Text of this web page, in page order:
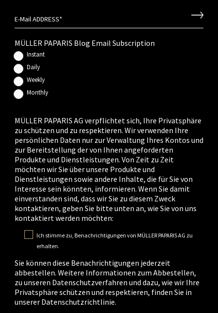
MÜLLER PAPARIS Blog Email Subscription
Instant
Daily
Weekly
Monthly
MÜLLER PAPARIS AG verpflichtet sich, Ihre Privatsphäre
zu schützen und zu respektieren. Wir verwenden Ihre
persönlichen Daten nur zur Verwaltung Ihres Kontos und
zur Bereitstellung der von Ihnen angeforderten
Produkte und Dienstleistungen. Von Zeit zu Zeit
möchten wir Sie über unsere Produkte und
Dienstleistungen sowie andere Inhalte, die für Sie von
Interesse sein könnten, informieren. Wenn Sie damit
einverstanden sind, dass wir Sie zu diesem Zweck
kontaktieren, geben Sie bitte unten an, wie Sie von uns
kontaktiert werden möchten:
Ich stimme zu, Benachrichtigungen von MÜLLER PAPARIS AG zu
erhalten.
Sie können diese Benachrichtigungen jederzeit
abbestellen. Weitere Informationen zum Abbestellen,
zu unseren Datenschutzverfahren und dazu, wie wir Ihre
Privatsphäre schützen und respektieren, finden Sie in
unserer Datenschutzrichtlinie.